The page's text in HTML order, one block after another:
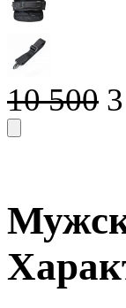
10 500